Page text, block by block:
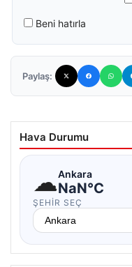
Beni hatırla
Paylaş:
Hava Durumu
☁Ankara
NaN°C
ŞEHIR SEÇ